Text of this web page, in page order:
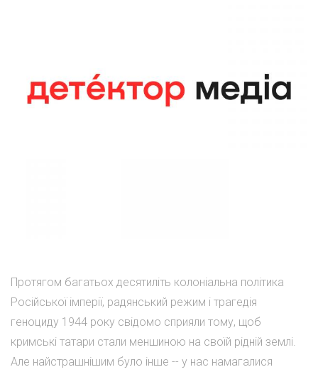
Протягом багатьох десятиліть колоніальна політика
Російської імперії, радянський режим і трагедія
геноциду 1944 року свідомо сприяли тому, щоб
кримські татари стали меншиною на своїй рідній землі.
Але найстрашнішим було інше -- у нас намагалися